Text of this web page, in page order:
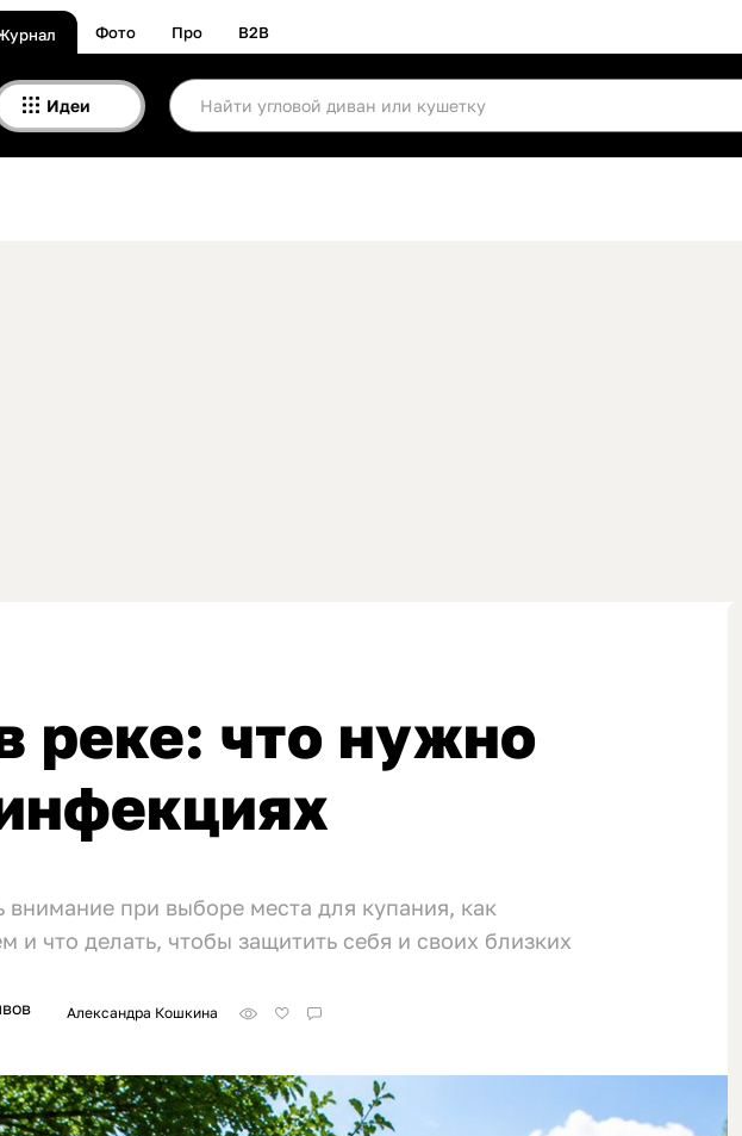
Фото Про B2B
Идеи
реке: что нужно
внимание при выборе места для купания, как
и что делать, чтобы защитить себя и своих близких
Александра Кошкина